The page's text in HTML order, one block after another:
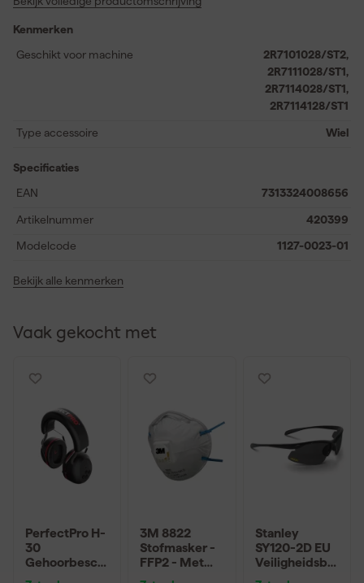
aan het oppervlak hecht, opdroogt en vanzelf loslaat. Daardoor
betrouwbaar. De zelfreinigende werking voorkomt ophoping van
vuil, beperkt slijtage en draagt bij aan stabiele prestaties. Een
ideale keuze als je gazon niet overal egaal of droog is.
Kenmerken
Geschikt voor machine
2R7101028/ST2,
2R7111028/ST1,
2R7114028/ST1,
2R7114128/ST1
Type accessoire Wiel
Specificaties
EAN
7313324008656
Artikelnummer 420399
Modelcode 1127-0023-01
Bekijk alle kenmerken
Vaak gekocht met
PerfectPro H-
30
Gehoorbesch
3M 8822
Stofmasker -
FFP2 - Met
Stanley
SY120-2D EU
Veiligheidsbril